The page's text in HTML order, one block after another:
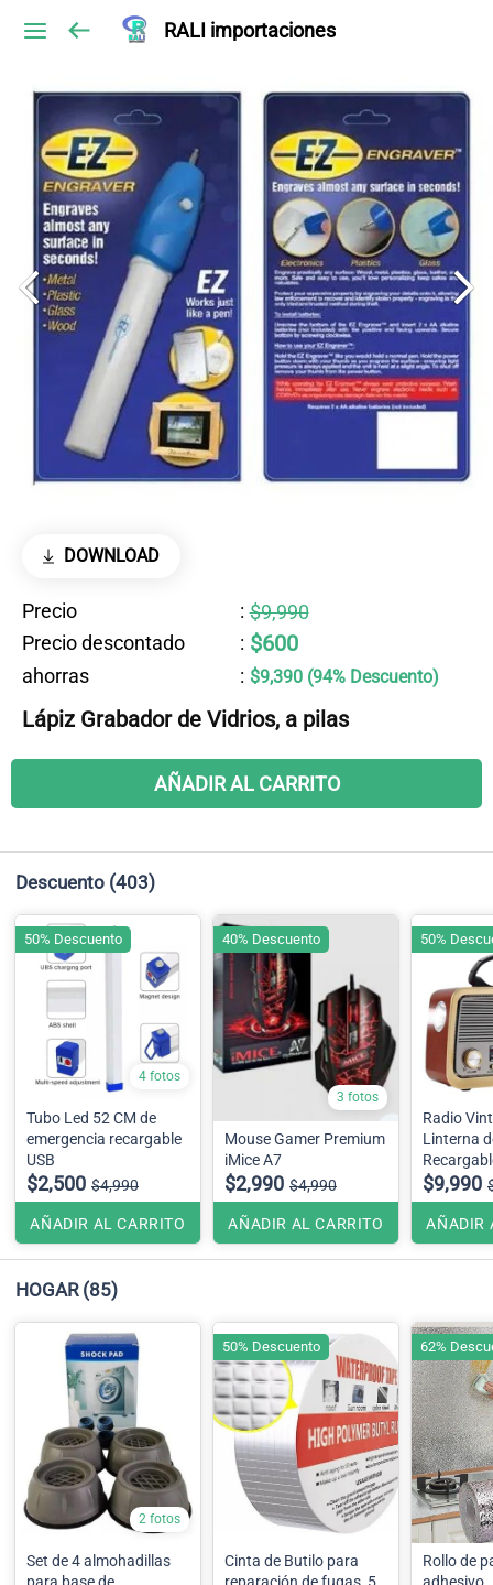
RALI importaciones
DOWNLOAD
Precio : $9,990
Precio descontado
: $600
ahorras : $9,390 (94% Descuento)
Lápiz Grabador de Vidrios, a pilas
AÑADIR AL CARRITO
Descuento (403)
4 fotos
Tubo Led 52 CM de
emergencia recargable
USB
$2,500 $4,990
AÑADIR AL CARRITO
50% Descuento
3 fotos
Mouse Gamer Premium
iMice A7
$2,990 $4,990
AÑADIR AL CARRITO
40% Descuento
Radio
Linterna
con FM,
Bluetooth
$9,990
AÑADIR
50%
HOGAR (85)
2 fotos
Set de 4 almohadillas
Cinta de Butilo para
50% Descuento
Rollo de
62%